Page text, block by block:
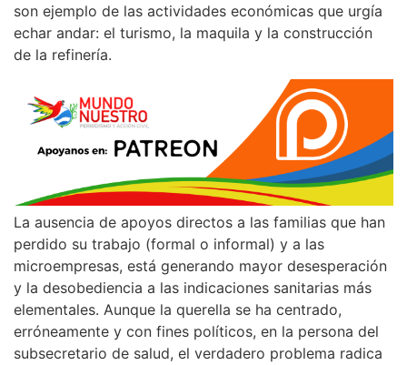
son ejemplo de las actividades económicas que urgía
echar andar: el turismo, la maquila y la construcción
de la refinería.
La ausencia de apoyos directos a las familias que han
perdido su trabajo (formal o informal) y a las
microempresas, está generando mayor desesperación
y la desobediencia a las indicaciones sanitarias más
elementales. Aunque la querella se ha centrado,
erróneamente y con fines políticos, en la persona del
subsecretario de salud, el verdadero problema radica